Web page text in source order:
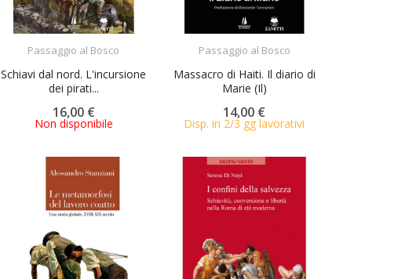
Passaggio al Bosco
Schiavi dal nord. L'incursione
dei pirati...
16,00 €
Non disponibile
Passaggio al Bosco
Massacro di Haiti. Il diario di
Marie (Il)
14,00 €
Disp. in 2/3 gg lavorativi